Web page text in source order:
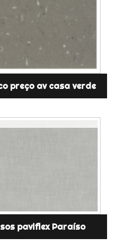
preço av casa verde
paviflex Paraíso